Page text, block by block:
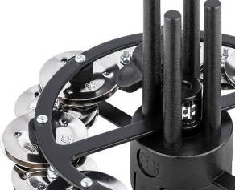
ドラム
キーボード